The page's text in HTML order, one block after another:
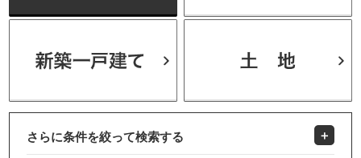
さらに条件を絞って検索する